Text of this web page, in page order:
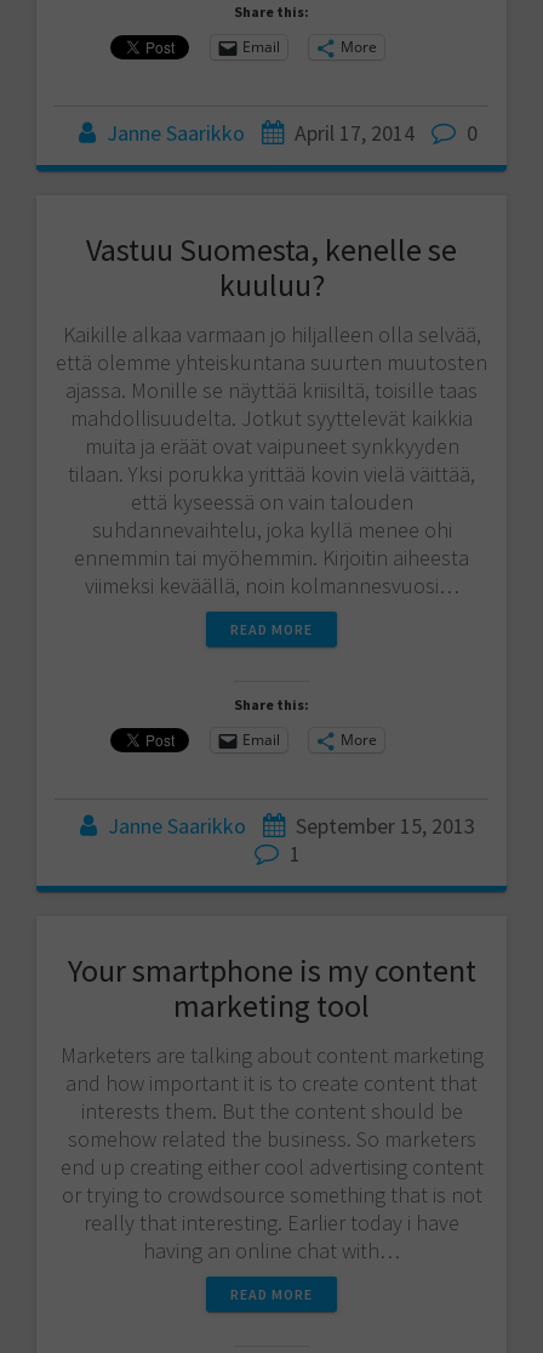
Share this:
Email More
Janne Saarikko April 17, 2014 0
Vastuu Suomesta, kenelle se
kuuluu?
Kaikille alkaa varmaan jo hiljalleen olla selvää,
että olemme yhteiskuntana suurten muutosten
ajassa. Monille se näyttää kriisiltä, toisille taas
mahdollisuudelta. Jotkut syyttelevät kaikkia
muita ja eräät ovat vaipuneet synkkyyden
tilaan. Yksi porukka yrittää kovin vielä väittää,
että kyseessä on vain talouden
suhdannevaihtelu, joka kyllä menee ohi
ennemmin tai myöhemmin. Kirjoitin aiheesta
viimeksi keväällä, noin kolmannesvuosi…
READ MORE
Share this:
Email More
Janne Saarikko
September 15, 2013
1
Your smartphone is my content
marketing tool
Marketers are talking about content marketing
and how important it is to create content that
interests them. But the content should be
somehow related the business. So marketers
end up creating either cool advertising content
or trying to crowdsource something that is not
really that interesting. Earlier today i have
having an online chat with…
READ MORE